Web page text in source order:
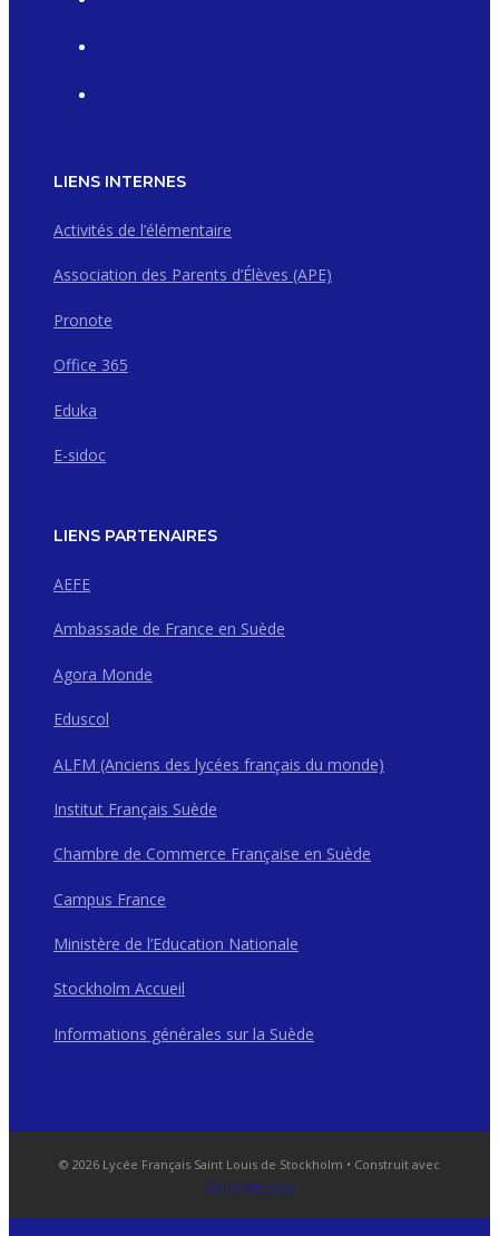
LIENS INTERNES
Activités de l’élémentaire
Association des Parents d’Élèves (APE)
Pronote
Office 365
Eduka
E-sidoc
LIENS PARTENAIRES
AEFE
Ambassade de France en Suède
Agora Monde
Eduscol
ALFM (Anciens des lycées français du monde)
Institut Français Suède
Chambre de Commerce Française en Suède
Campus France
Ministère de l’Education Nationale
Stockholm Accueil
Informations générales sur la Suède
© 2026 Lycée Français Saint Louis de Stockholm • Construit avec
GeneratePress